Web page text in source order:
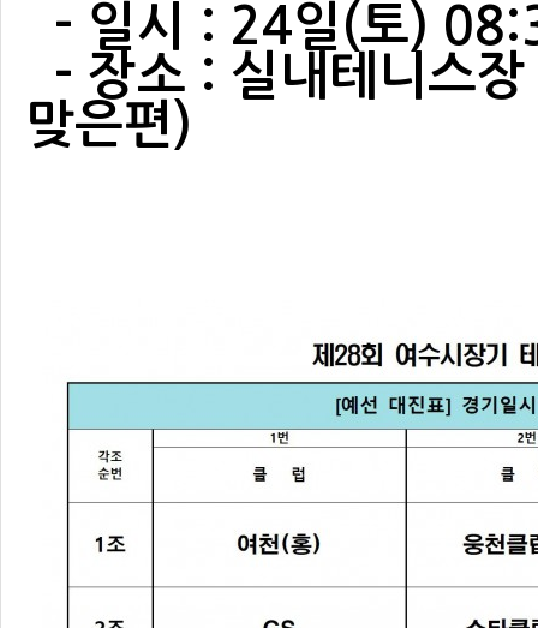
- 일시 : 24일(토)
- 장소 : 실내테니스
맞은편)